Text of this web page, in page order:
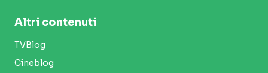
Altri contenuti
TVBlog
Cineblog